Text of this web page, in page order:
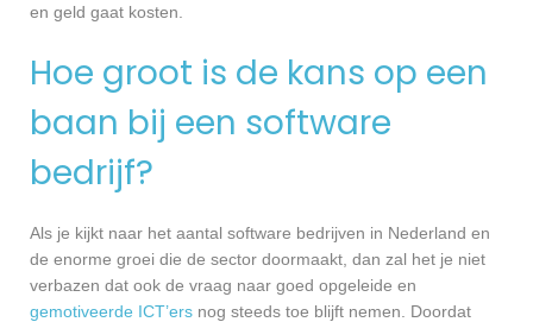
en geld gaat kosten.
Hoe groot is de kans op een
baan bij een software
bedrijf?
Als je kijkt naar het aantal software bedrijven in Nederland en
de enorme groei die de sector doormaakt, dan zal het je niet
verbazen dat ook de vraag naar goed opgeleide en
gemotiveerde ICT’ers nog steeds toe blijft nemen. Doordat